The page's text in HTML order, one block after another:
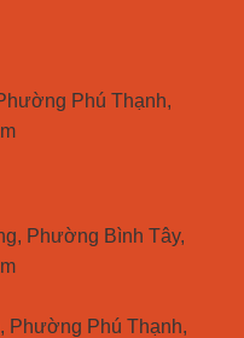
Phú Thạnh,
Phường Bình Tây,
Phường Phú Thạnh,